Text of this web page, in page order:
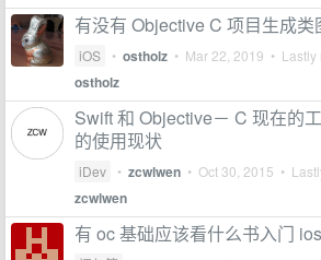
有没有 Objective C 项目生成类
iOS • ostholz • Mar 22, 2019 •
ostholz
Swift 和 Objective－ C 现在的
的使用现状
iDev • zcwlwen • Oct 30, 2015 •
zcwlwen
有 oc 基础应该看什么书入门 ios